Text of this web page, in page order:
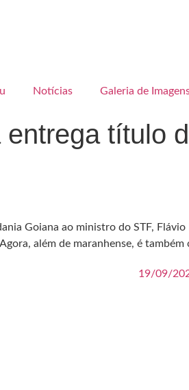
Notícias Galeria de
título
Goiana ao ministro do STF,
além de maranhense, é
19/09/